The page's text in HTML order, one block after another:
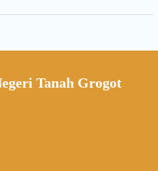
Tanah Grogot